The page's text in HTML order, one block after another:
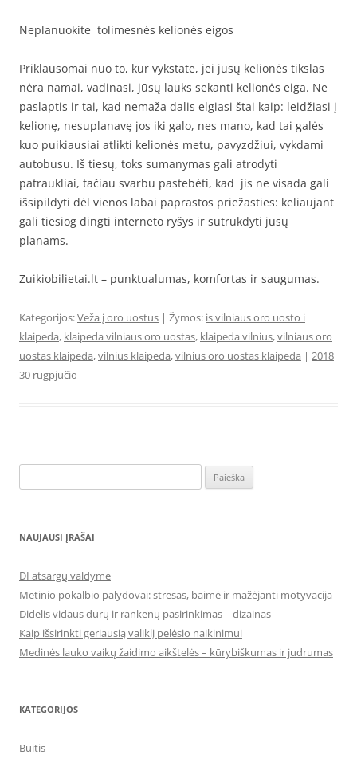
Neplanuokite tolimesnės kelionės eigos
Priklausomai nuo to, kur vykstate, jei jūsų kelionės tikslas
nėra namai, vadinasi, jūsų lauks sekanti kelionės eiga. Ne
paslaptis ir tai, kad nemaža dalis elgiasi štai kaip: leidžiasi į
kelionę, nesuplanavę jos iki galo, nes mano, kad tai galės
kuo puikiausiai atlikti kelionės metu, pavyzdžiui, vykdami
autobusu. Iš tiesų, toks sumanymas gali atrodyti
patraukliai, tačiau svarbu pastebėti, kad jis ne visada gali
išsipildyti dėl vienos labai paprastos priežasties: keliaujant
gali tiesiog dingti interneto ryšys ir sutrukdyti jūsų
planams.
Zuikiobilietai.lt – punktualumas, komfortas ir saugumas.
Kategorijos:Veža į oro uostus | Žymos: is vilniaus oro uosto i
klaipeda, klaipeda vilniaus oro uostas, klaipeda vilnius,vilniaus oro
uostas klaipeda,vilnius klaipeda,vilnius oro uostas klaipeda | 2018
30 rugpjūčio
NAUJAUSI ĮRAŠAI
DI atsargų valdyme
Metinio pokalbio palydovai: stresas, baimė ir mažėjanti motyvacija
Didelis vidaus durų ir rankenų pasirinkimas – dizainas
Kaip išsirinkti geriausią valiklį pelėsio naikinimui
Medinės lauko vaikų žaidimo aikštelės – kūrybiškumas ir judrumas
KATEGORIJOS
Buitis